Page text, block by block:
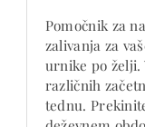
Pomočnik za
zalivanja za
urnike po želji.
različnih
tednu.